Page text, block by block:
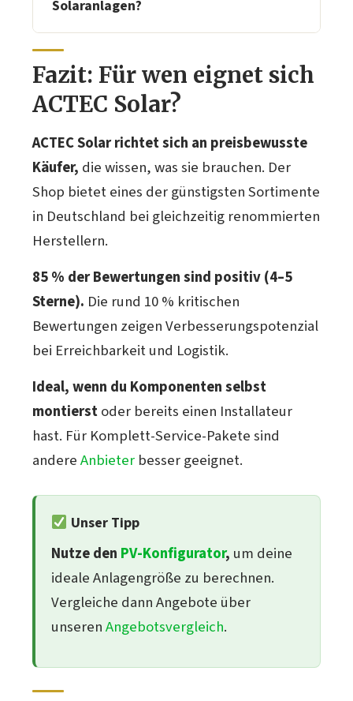
Installationspaket über den
Konfigurator zugebucht werden.
Solaranlagen?
Ja, mehrere Programme.
KfW-Kredite, dieEinspeisevergütung
nach EEG und der
Nullsteuersatz
PV-Anlagen seit 2023.
Fazit: Für wen eignet sich
ACTEC Solar?
ACTEC Solar richtet sich an preisbewusste
Käufer, die wissen, was sie brauchen. Der
Shop bietet eines der günstigsten Sortimente
in Deutschland bei gleichzeitig renommierten
Herstellern.
85 % der Bewertungen sind positiv (4–5
Sterne). Die rund 10 % kritischen
Bewertungen zeigen Verbesserungspotenzial
bei Erreichbarkeit und Logistik.
Ideal, wenn du Komponenten selbst
montierstoder bereits einen Installateur
hast. Für Komplett-Service-Pakete sind
andereAnbieter besser geeignet.
Unser Tipp
Nutze den PV-Konfigurator, um deine
ideale Anlagengröße zu berechnen.
Vergleiche dann Angebote über
unserenAngebotsvergleich.